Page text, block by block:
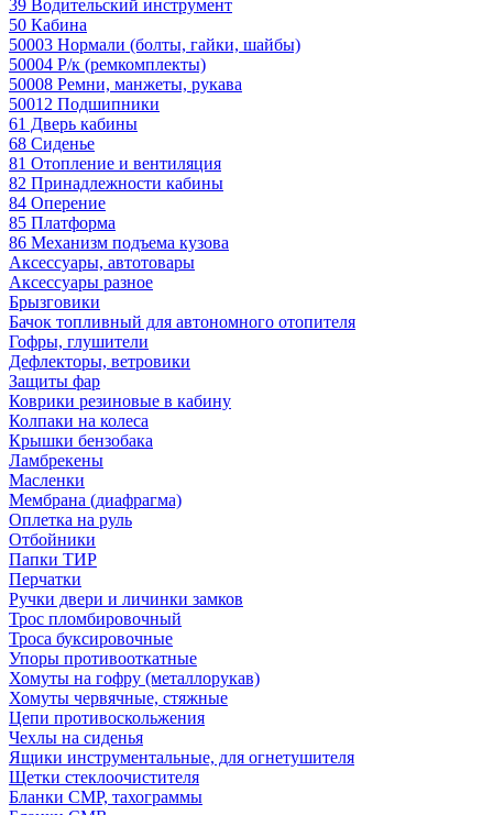
39 Водительский инструмент
50 Кабина
50003 Нормали (болты, гайки, шайбы)
50004 Р/к (ремкомплекты)
50008 Ремни, манжеты, рукава
50012 Подшипники
61 Дверь кабины
68 Сиденье
81 Отопление и вентиляция
82 Принадлежности кабины
84 Оперение
85 Платформа
86 Механизм подъема кузова
Аксессуары, автотовары
Аксессуары разное
Брызговики
Бачок топливный для автономного отопителя
Гофры, глушители
Дефлекторы, ветровики
Защиты фар
Коврики резиновые в кабину
Колпаки на колеса
Крышки бензобака
Ламбрекены
Масленки
Мембрана (диафрагма)
Оплетка на руль
Отбойники
Папки ТИР
Перчатки
Ручки двери и личинки замков
Трос пломбировочный
Троса буксировочные
Упоры противооткатные
Хомуты на гофру (металлорукав)
Хомуты червячные, стяжные
Цепи противоскольжения
Чехлы на сиденья
Ящики инструментальные, для огнетушителя
Щетки стеклоочистителя
Бланки СМР, тахограммы